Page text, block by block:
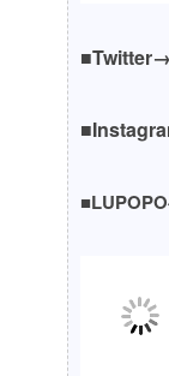
■Twitter→